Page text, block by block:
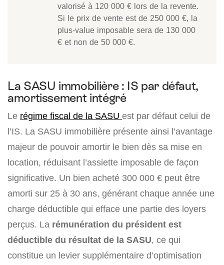
valorisé à 120 000 € lors de la revente.
Si le prix de vente est de 250 000 €, la
plus-value imposable sera de 130 000
€ et non de 50 000 €.
La SASU immobilière : IS par défaut,
amortissement intégré
Le régime fiscal de la SASU est par défaut celui de
l’IS. La SASU immobilière présente ainsi l’avantage
majeur de pouvoir amortir le bien dès sa mise en
location, réduisant l’assiette imposable de façon
significative. Un bien acheté 300 000 € peut être
amorti sur 25 à 30 ans, générant chaque année une
charge déductible qui efface une partie des loyers
perçus. La rémunération du président est
déductible du résultat de la SASU, ce qui
constitue un levier supplémentaire d’optimisation